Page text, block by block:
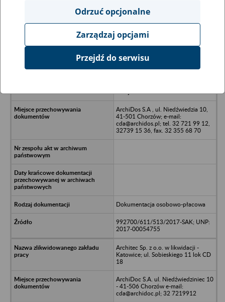
Ukryj wszystkie pozycje bazy
Aerator Wojewódzkie
ArchiDos S.A , ul. Niedźwiedzia 10,
41-501 Chorzów; e-mail:
cda@archidos.pl; tel. 32 721 99 12,
32739 15 36, fax. 32 355 68 70
Dokumentacja osobowo-płacowa
992700/611/513/2017-SAK; UNP:
2017-00054755
Architec Sp. z o.o. w likwidacji -
Katowice; ul. Sobieskiego 11 lok CD
18
ArchiDoc S.A. ul. Niedźwiedziniec 10
- 41-506 Chorzów e-mail:
cda@archidoc.pl; 32 7219912
Odrzuć opcjonalne
Zarządzaj opcjami
Przejdź do serwisu